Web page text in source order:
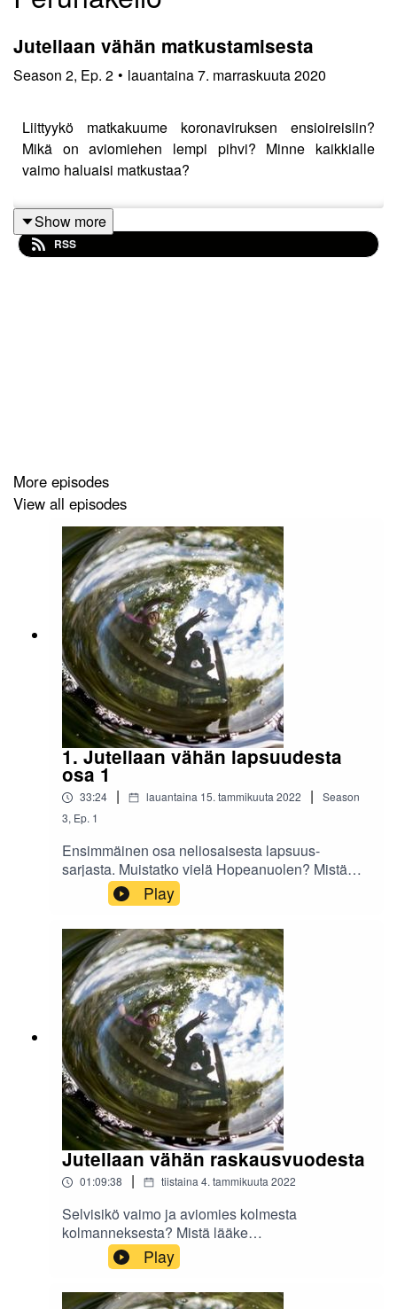
Jutellaan vähän matkustamisesta
Season 2, Ep. 2 • lauantaina 7. marraskuuta 2020
Liittyykö matkakuume koronaviruksen ensioireisiin?
Mikä on aviomiehen lempi pihvi? Minne kaikkialle
vaimo haluaisi matkustaa?
Show more
RSS
More episodes
View all episodes
1. Jutellaan vähän lapsuudesta
osa 1
33:24 | lauantaina 15. tammikuuta 2022 |
Season
3, Ep. 1
Ensimmäinen osa neliosaisesta lapsuus-
sarjasta. Muistatko vielä Hopeanuolen? Mistä
lapsuuden ohjelmista jäi traumoja vai jäikö?
Missä ohjelmassa oli paras tunnari? Meneekö
aviomiehellä kellot sekaisin?
Play
Jutellaan vähän raskausvuodesta
01:09:38 | tiistaina 4. tammikuuta 2022
Selvisikö vaimo ja aviomies kolmesta
kolmanneksesta? Mistä lääke
raskauspahoinvointiin? Mikä ihmeen pappa-
Play